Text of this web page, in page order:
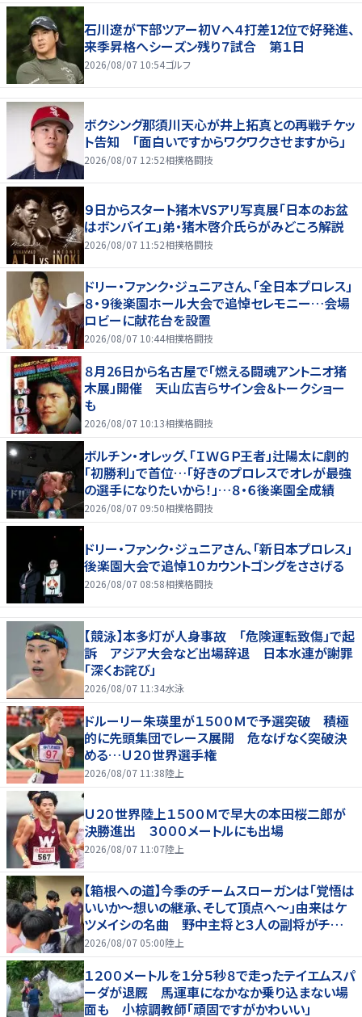
石川遼が下部ツアー初Ｖへ４打差12位で好発進、
来季昇格へシーズン残り７試合 第１日
2026/08/07 10:54ゴルフ
ボクシング那須川天心が井上拓真との再戦チケッ
ト告知 「面白いですからワクワクさせますから」
2026/08/07 12:52相撲格闘技
９日からスタート猪木VSアリ写真展「日本のお盆
はボンバイエ」弟・猪木啓介氏らがみどころ解説
2026/08/07 11:52相撲格闘技
ドリー・ファンク・ジュニアさん、「全日本プロレス」
８・９後楽園ホール大会で追悼セレモニー…会場
ロビーに献花台を設置
2026/08/07 10:44相撲格闘技
８月26日から名古屋で「燃える闘魂アントニオ猪
木展」開催 天山広吉らサイン会＆トークショー
も
2026/08/07 10:13相撲格闘技
ボルチン・オレッグ、「ＩＷＧＰ王者」辻陽太に劇的
「初勝利」で首位…「好きのプロレスでオレが最強
の選手になりたいから！」…８・６後楽園全成績
2026/08/07 09:50相撲格闘技
ドリー・ファンク・ジュニアさん、「新日本プロレス」
後楽園大会で追悼１０カウントゴングをささげる
2026/08/07 08:58相撲格闘技
【競泳】本多灯が人身事故 「危険運転致傷」で起
訴 アジア大会など出場辞退 日本水連が謝罪
「深くお詫び」
2026/08/07 11:34水泳
ドルーリー朱瑛里が１５００Ｍで予選突破 積極
的に先頭集団でレース展開 危なげなく突破決
める…Ｕ２０世界選手権
2026/08/07 11:38陸上
Ｕ２０世界陸上１５００Ｍで早大の本田桜二郎が
決勝進出 ３０００メートルにも出場
2026/08/07 11:07陸上
【箱根への道】今季のチームスローガンは「覚悟は
いいか～想いの継承、そして頂点へ～」由来はケ
ツメイシの名曲 野中主将と３人の副将がチーム
を引っ張る…夏合宿特集第１弾、国学院大
2026/08/07 05:00陸上
１２００メートルを１分５秒８で走ったテイエムスパ
ーダが退厩 馬運車になかなか乗り込まない場
面も 小椋調教師「頑固ですがかわいい」